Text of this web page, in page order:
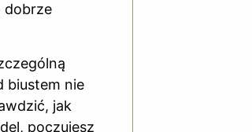
dobrze
biustem nie
jak
poczujesz